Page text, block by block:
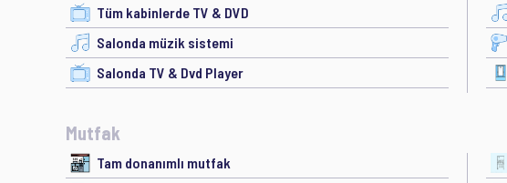
Tüm kabinlerde TV & DVD
Salonda müzik sistemi
Salonda TV & Dvd Player
Mutfak
Tam donanımlı mutfak